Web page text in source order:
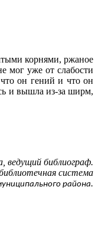
корнями, ржаное
мог уже от слабости
он гений и что он
и вышла из-за ширм,
ведущий библиограф.
система
района.